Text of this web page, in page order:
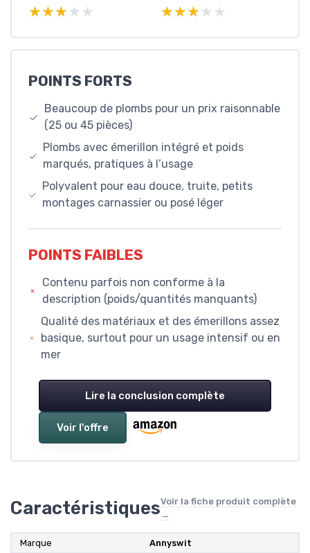
★★★★★
★★★★★ ★★★★★
★★★★★
POINTS FORTS
Beaucoup de plombs pour un prix raisonnable
(25 ou 45 pièces)
Plombs avec émerillon intégré et poids
marqués, pratiques à l’usage
Polyvalent pour eau douce, truite, petits
montages carnassier ou posé léger
POINTS FAIBLES
Contenu parfois non conforme à la
description (poids/quantités manquants)
Qualité des matériaux et des émerillons assez
basique, surtout pour un usage intensif ou en
mer
Lire la conclusion complète
Voir l'offre
CaractéristiquesVoir la fiche produit complète
→
Marque Annyswit